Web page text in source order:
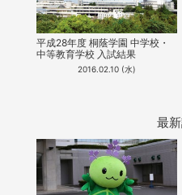
平成28年度 桐蔭学園 中学校・
中等教育学校 入試結果
2016.02.10 (水)
最